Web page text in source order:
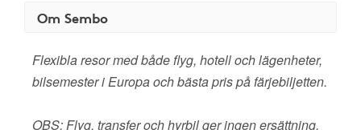
Om Sembo
Flexibla resor med både flyg, hotell och lägenheter,
bilsemester i Europa och bästa pris på färjebiljetten.
OBS: Flyg, transfer och hyrbil ger ingen ersättning.